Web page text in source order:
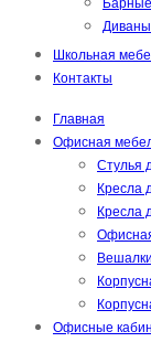
Диваны
Школьная
Контакты
Главная
Офисная
Стулья
Кресла
Кресла
Офисные